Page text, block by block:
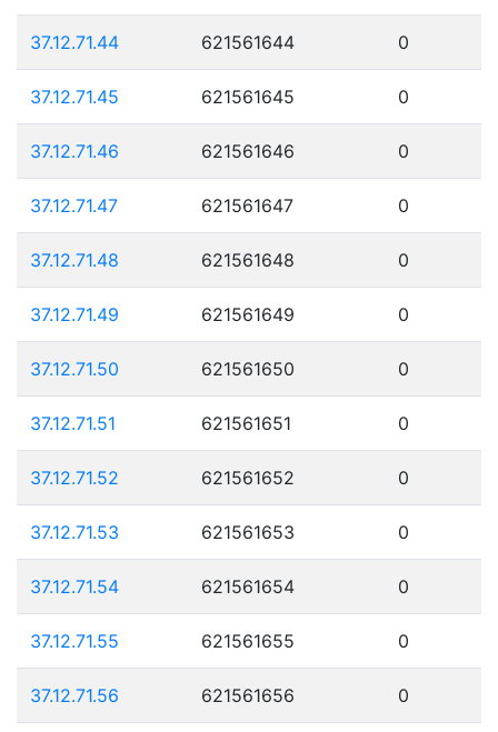
37.12.71.44 621561644 0
37.12.71.45 621561645 0
37.12.71.46 621561646 0
37.12.71.47 621561647 0
37.12.71.48 621561648 0
37.12.71.49 621561649 0
37.12.71.50 621561650 0
37.12.71.51 621561651 0
37.12.71.52 621561652 0
37.12.71.53 621561653 0
37.12.71.54 621561654 0
37.12.71.55 621561655 0
37.12.71.56 621561656 0